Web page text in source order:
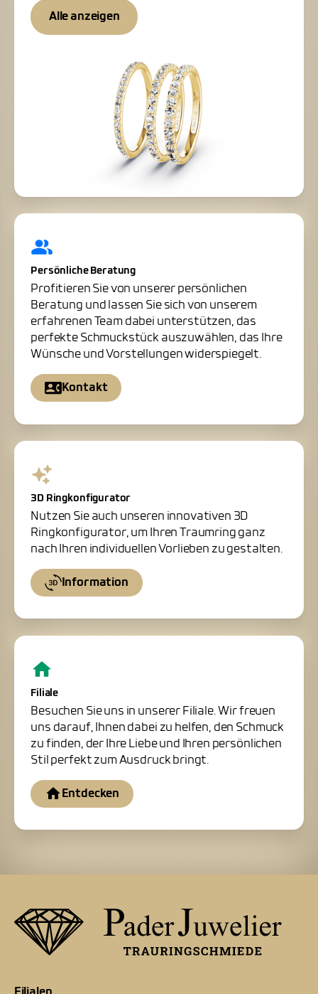
Alle anzeigen
Persönliche Beratung
Profitieren Sie von unserer persönlichen
Beratung und lassen Sie sich von unserem
erfahrenen Team dabei unterstützen, das
perfekte Schmuckstück auszuwählen, das Ihre
Wünsche und Vorstellungen widerspiegelt.
Kontakt
3D Ringkonfigurator
Nutzen Sie auch unseren innovativen 3D
Ringkonfigurator, um Ihren Traumring ganz
nach Ihren individuellen Vorlieben zu gestalten.
Information
Filiale
Besuchen Sie uns in unserer Filiale. Wir freuen
uns darauf, Ihnen dabei zu helfen, den Schmuck
zu finden, der Ihre Liebe und Ihren persönlichen
Stil perfekt zum Ausdruck bringt.
Entdecken